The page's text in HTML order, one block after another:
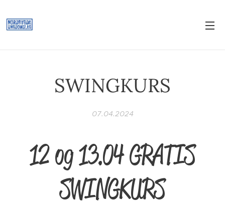
SWINGKURS
07.04.2024
12 og 13.04 GRATIS
SWINGKURS